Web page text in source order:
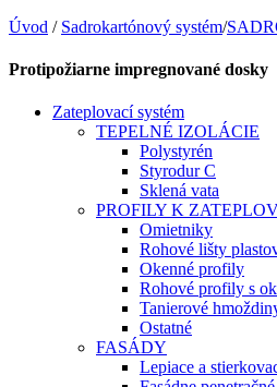
Úvod / Sadrokartónový systém/
Protipožiarne impregnované dosky
Zateplovací systém
TEPELNÉ IZOLÁCIE
Polystyrén
Styrodur C
Sklená vata
PROFILY K
Omietniky
Rohové lišty
Okenné profily
Rohové profily s
Tanierové
Ostatné
FASÁDY
Lepiace a